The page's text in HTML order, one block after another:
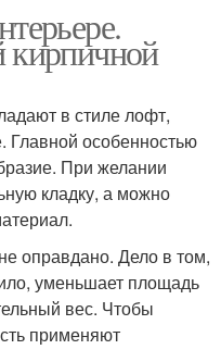
кирпичной
в стиле лофт,
Главной особенностью
При желании
кладку, а можно
оправдано. Дело в том,
уменьшает площадь
вес. Чтобы
применяют